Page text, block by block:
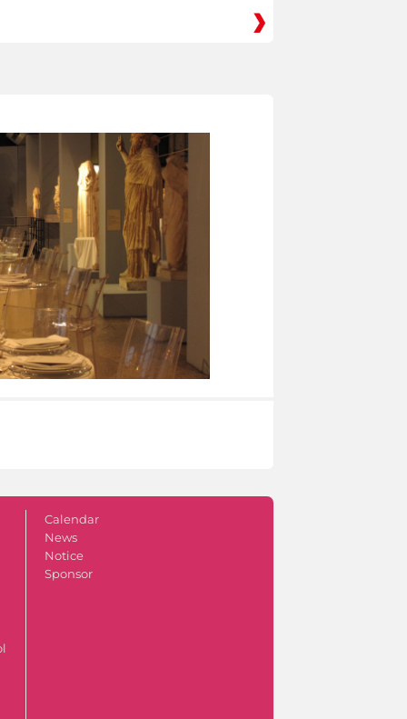
Calendar
News
Notice
Sponsor